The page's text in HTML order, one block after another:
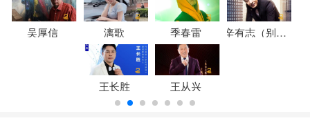
吴厚信 漓歌 季春雷 辛有志（别名：辛巴）
王长胜 王从兴